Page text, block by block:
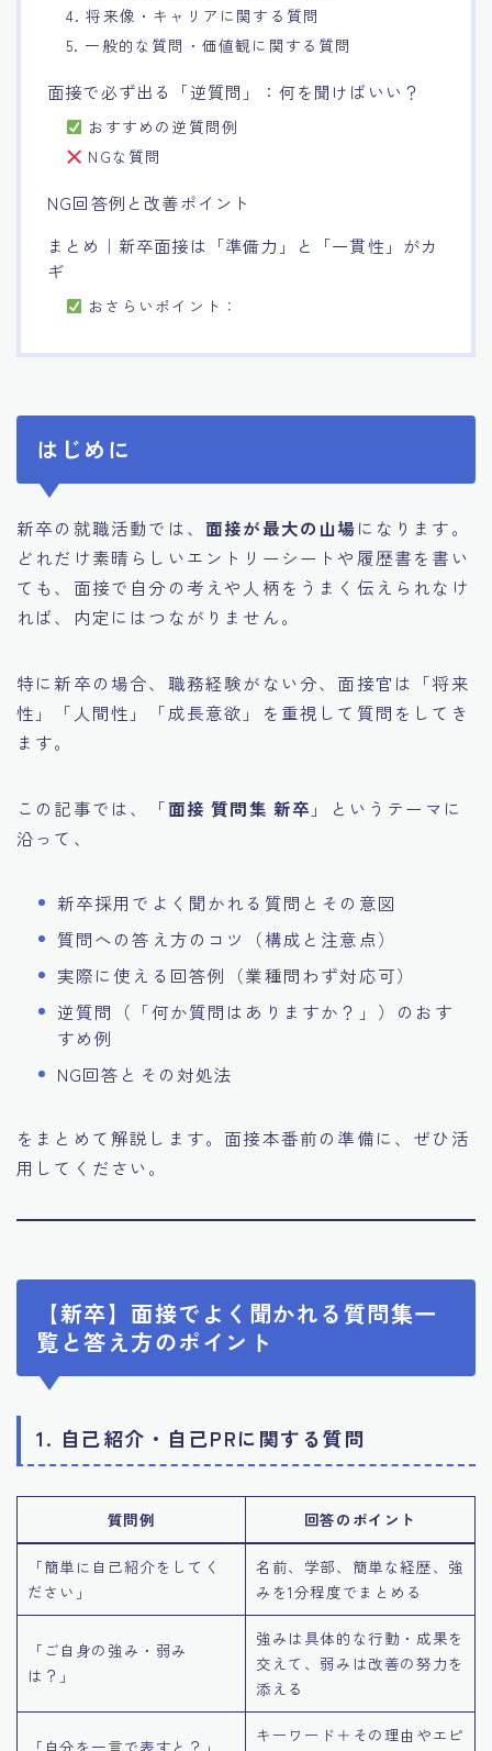
4. 将来像・キャリアに関する質問
5. 一般的な質問・価値観に関する質問
面接で必ず出る「逆質問」：何を聞けばいい？
おすすめの逆質問例
NGな質問
NG回答例と改善ポイント
まとめ｜新卒面接は「準備力」と「一貫性」がカ
ギ
おさらいポイント：
はじめに
新卒の就職活動では、 面接が最大の山場になります。
どれだけ素晴らしいエントリーシートや履歴書を書い
ても、面接で自分の考えや人柄をうまく伝えられなけ
れば、内定にはつながりません。
特に新卒の場合、職務経験がない分、面接官は「将来
性」「人間性」「成長意欲」を重視して質問をしてき
ます。
この記事では、「面接 質問集 新卒 」というテーマに
沿って、
新卒採用でよく聞かれる質問とその意図
質問への答え方のコツ（構成と注意点）
実際に使える回答例（業種問わず対応可）
逆質問（「何か質問はありますか？」）のおす
すめ例
NG回答とその対処法
をまとめて解説します。面接本番前の準備に、ぜひ活
用してください。
【新卒】面接でよく聞かれる質問集一
覧と答え方のポイント
1. 自己紹介・自己PRに関する質問
質問例 回答のポイント
「簡単に自己紹介をしてく
ださい」
名前、学部、簡単な経歴、強
みを1分程度でまとめる
「ご自身の強み・弱み
は？」
強みは具体的な行動・成果を
交えて、弱みは改善の努力を
添える
「自分を一言で表すと？」
キーワード＋その理由やエピ